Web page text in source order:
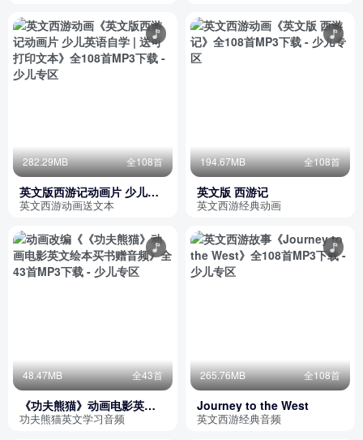
282.29MB 全108首
英文版西游记动画片 少儿英
语自学 | 送可打印文本
英文西游动画送文本
194.67MB 全108首
英文版 西游记
英文西游经典动画
48.47MB 全43首
《功夫熊猫》动画电影英文
绘本买书赠音频
功夫熊猫英文学习音频
265.76MB 全108首
Journey to the West
英文西游经典音频